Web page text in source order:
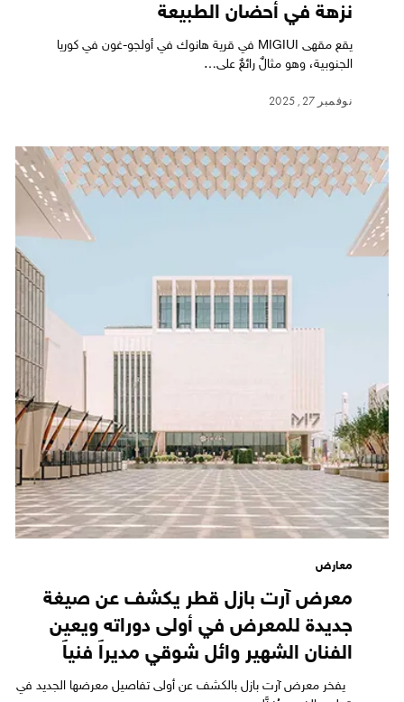
نزهة في أحضان الطبيعة
يقع مقهى MIGIUI في قرية هانوك في أولجو-غون في كوريا
الجنوبية، وهو مثالٌ رائعٌ على…
نوفمبر 27, 2025
معارض
معرض آرت بازل قطر يكشف عن صيغة
جديدة للمعرض في أولى دوراته ويعين
الفنان الشهير وائل شوقي مديراً فنياً
يفخر معرض آرت بازل بالكشف عن أولى تفاصيل معرضها الجديد في